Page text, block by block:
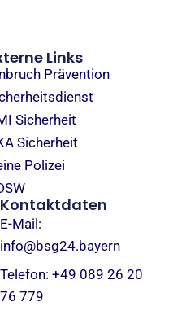
Links
Prävention
Sicherheit
Sicherheit
Polizei
Kontaktdaten
E-Mail:
info@bsg24.bayern
Telefon: +49 089 26 20
76 779